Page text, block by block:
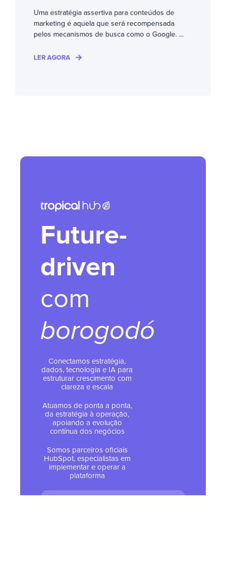
Uma estratégia assertiva para conteúdos de
marketing é aquela que será recompensada
pelos mecanismos de busca como o Google. ...
LER AGORA
Future-
driven
com
borogodó
Conectamos estratégia,
dados, tecnologia e IA para
estruturar crescimento com
clareza e escala
Atuamos de ponta a ponta,
da estratégia à operação,
apoiando a evolução
contínua dos negócios
Somos parceiros oficiais
HubSpot, especialistas em
implementar e operar a
plataforma